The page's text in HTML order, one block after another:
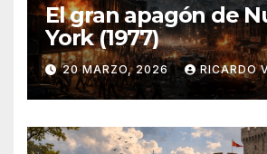
El gran apagón de
York (1977)
20 MARZO, 2026 RICARDO